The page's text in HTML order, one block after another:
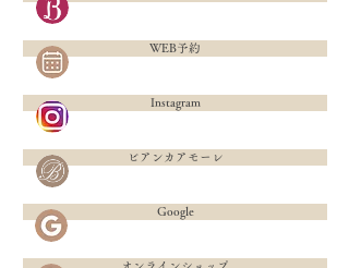
WEB予約
Instagram
ビアンカアモーレ
Google
オンラインショップ